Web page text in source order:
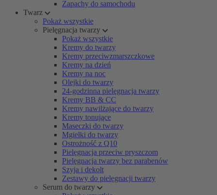
Zapachy do samochodu
Twarz
Pokaż wszystkie
Pielęgnacja twarzy
Pokaż wszystkie
Kremy do twarzy
Kremy przeciwzmarszczkowe
Kremy na dzień
Kremy na noc
Olejki do twarzy
24-godzinna pielęgnacja twarzy
Kremy BB & CC
Kremy nawilżające do twarzy
Kremy tonujące
Maseczki do twarzy
Mgiełki do twarzy
Ostrożność z Q10
Pielęgnacja przeciw pryszczom
Pielęgnacja twarzy bez parabenów
Szyja i dekolt
Zestawy do pielęgnacji twarzy
Serum do twarzy